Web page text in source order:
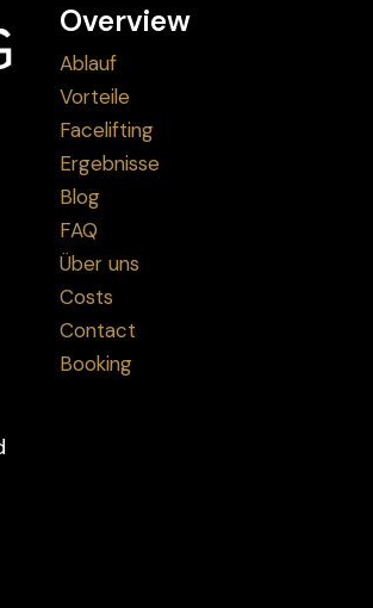
Overview
Ablauf
Vorteile
Facelifting
Ergebnisse
Blog
FAQ
Über uns
Costs
Contact
Booking